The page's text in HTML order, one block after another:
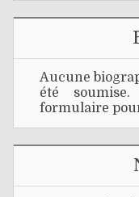
Aucune
été
formulaire